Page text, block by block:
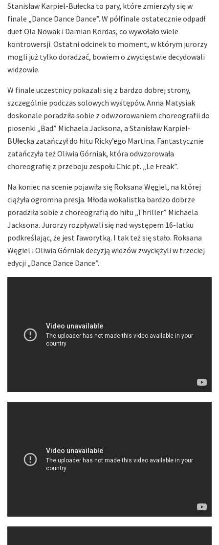
Stanisław Karpiel-Bułecka to pary, które zmierzyły się w
finale „Dance Dance Dance”. W półfinale ostatecznie odpadł
duet Ola Nowak i Damian Kordas, co wywołało wiele
kontrowersji. Ostatni odcinek to moment, w którym jurorzy
mogli już tylko doradzać, bowiem o zwycięstwie decydowali
widzowie.
W finale uczestnicy pokazali się z bardzo dobrej strony,
szczególnie podczas solowych występów. Anna Matysiak
doskonale poradziła sobie z odwzorowaniem choreografii do
piosenki „Bad” Michaela Jacksona, a Stanisław Karpiel-
BUłecka zatańczył do hitu Ricky’ego Martina. Fantastycznie
zatańczyła też Oliwia Górniak, która odwzorowała
choreografię z przeboju zespołu Chic pt. „Le Freak”.
Na koniec na scenie pojawiła się Roksana Węgiel, na której
ciążyła ogromna presja. Młoda wokalistka bardzo dobrze
poradziła sobie z choreografią do hitu „Thriller” Michaela
Jacksona. Jurorzy rozpływali się nad występem 16-latku
podkreślając, że jest faworytką. I tak też się stało. Roksana
Węgiel i Oliwia Górniak decyzją widzów zwyciężyli w trzeciej
edycji „Dance Dance Dance”.